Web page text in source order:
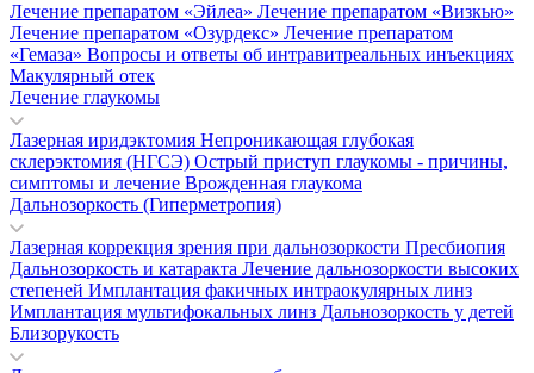
Лечение препаратом «Эйлеа» Лечение препаратом «Визкью»
Лечение препаратом «Озурдекс» Лечение препаратом
«Гемаза» Вопросы и ответы об интравитреальных инъекциях
Макулярный отек
Лечение глаукомы
Лазерная иридэктомия Непроникающая глубокая
склерэктомия (НГСЭ) Острый приступ глаукомы - причины,
симптомы и лечение Врожденная глаукома
Дальнозоркость (Гиперметропия)
Лазерная коррекция зрения при дальнозоркости Пресбиопия
Дальнозоркость и катаракта Лечение дальнозоркости высоких
степеней Имплантация факичных интраокулярных линз
Имплантация мультифокальных линз Дальнозоркость у детей
Близорукость